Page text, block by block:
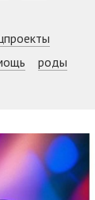
роды